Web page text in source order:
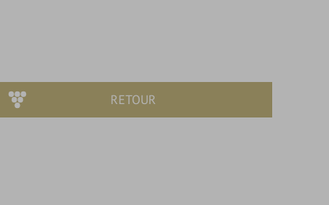
RETOUR